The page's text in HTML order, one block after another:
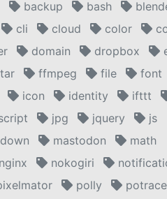
backup bash
cli
cloud color
domain dropbox
ffmpeg file font
icon
identity ifttt
jpg jquery
js
mastodon
math
nokogiri
polly
potrace